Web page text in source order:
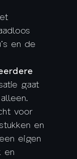
en de
gaat
voor
en
eigen
en